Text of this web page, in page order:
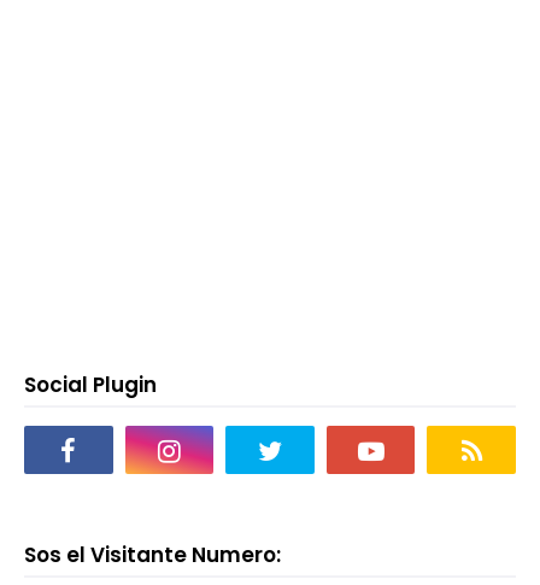
Social Plugin
Sos el Visitante Numero: